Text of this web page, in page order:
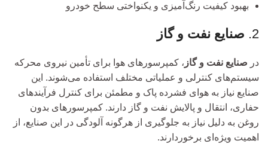
بهبود کیفیت رنگ‌آمیزی و یکنواختی سطح خودرو
2. صنایع نفت و گاز
در صنایع نفت و گاز ، کمپرسورهای هوا برای تأمین نیروی محرکه
سیستم‌های کنترلی و عملیاتی مختلف استفاده می‌شوند. این
صنایع نیاز به هوای فشرده پاک و مطمئن برای کنترل فرآیندهای
حفاری، انتقال و پالایش نفت و گاز دارند. کمپرسورهای بدون
روغن به دلیل نیاز به جلوگیری از هرگونه آلودگی در این صنایع، از
اهمیت ویژه‌ای برخوردارند.